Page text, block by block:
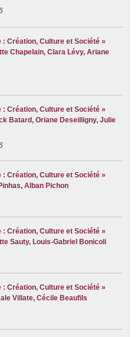
Création, Culture et Société »
Chapelain, Clara Lévy, Ariane
Création, Culture et Société »
Batard, Oriane Deseilligny, Julie
Création, Culture et Société »
Alban Pichon
Création, Culture et Société »
Sauty, Louis-Gabriel Bonicoli
Création, Culture et Société »
Villate, Cécile Beaufils